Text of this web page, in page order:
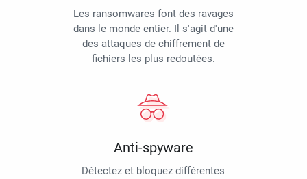
Les ransomwares font des ravages
dans le monde entier. Il s'agit d'une
des attaques de chiffrement de
fichiers les plus redoutées.
Anti-spyware
Détectez et bloquez différentes